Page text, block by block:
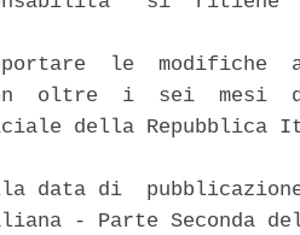
le  modifiche
oltre  i  sei  mesi
della Repubblica
data di
- Parte Seconda